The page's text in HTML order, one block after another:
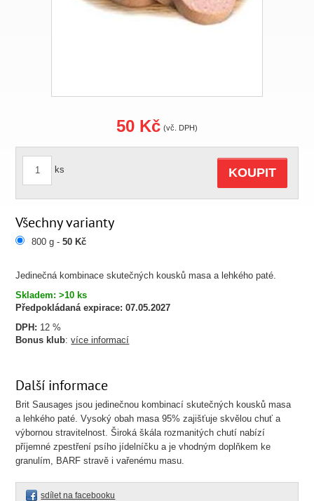
Jedinečná kombinace skutečných kousků masa a lehkého paté.
Skladem: >10 ks
Předpokládaná expirace: 07.05.2027
DPH: 12 %
Bonus klub:více informací
50 Kč (vč. DPH)
ks KOUPIT
Všechny varianty
800 g -50 Kč
Další informace
Brit Sausages jsou jedinečnou kombinací skutečných kousků masa
a lehkého paté. Vysoký obah masa 95% zajišťuje skvělou chuť a
výbornou stravitelnost. Široká škála rozmanitých chutí nabízí
příjemné zpestření psího jídelníčku a je vhodným doplňkem ke
granulím, BARF stravě i vařenému masu.
sdílet na facebooku